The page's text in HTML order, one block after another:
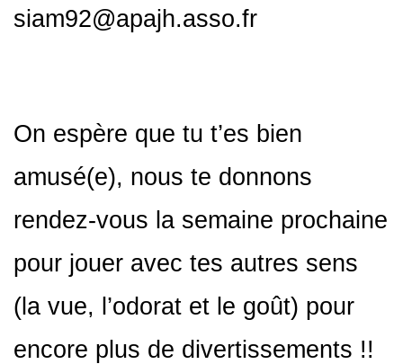
siam92@apajh.asso.fr
On espère que tu t’es bien
amusé(e), nous te donnons
rendez-vous la semaine prochaine
pour jouer avec tes autres sens
(la vue, l’odorat et le goût) pour
encore plus de divertissements !!